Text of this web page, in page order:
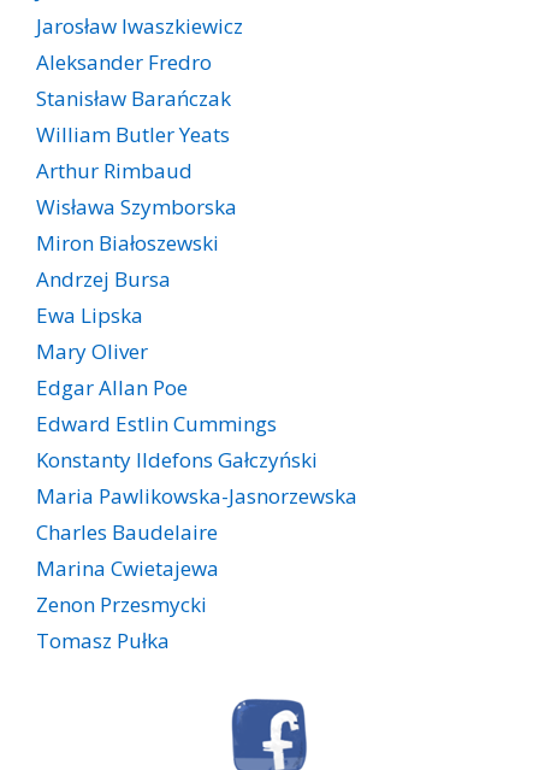
Jarosław Iwaszkiewicz
Aleksander Fredro
Stanisław Barańczak
William Butler Yeats
Arthur Rimbaud
Wisława Szymborska
Miron Białoszewski
Andrzej Bursa
Ewa Lipska
Mary Oliver
Edgar Allan Poe
Edward Estlin Cummings
Konstanty Ildefons Gałczyński
Maria Pawlikowska-Jasnorzewska
Charles Baudelaire
Marina Cwietajewa
Zenon Przesmycki
Tomasz Pułka